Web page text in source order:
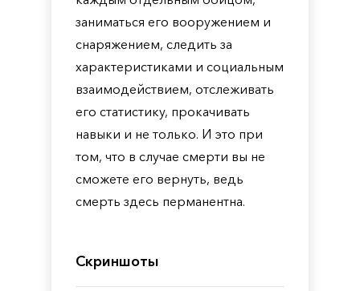
заниматься его вооружением и
снаряжением, следить за
характеристиками и социальным
взаимодействием, отслеживать
его статистику, прокачивать
навыки и не только. И это при
том, что в случае смерти вы не
сможете его вернуть, ведь
смерть здесь перманентна.
Скриншоты